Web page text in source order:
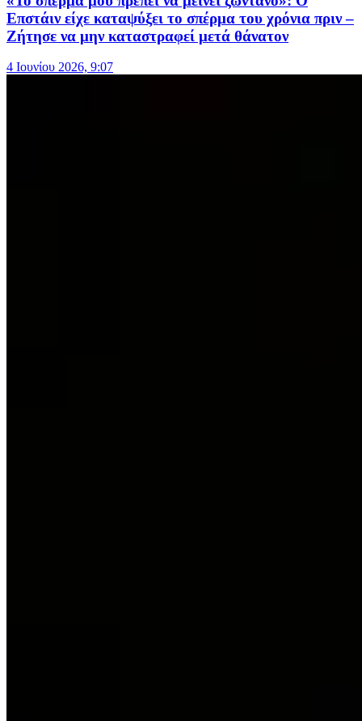
Επστάιν είχε καταψύξει το σπέρμα του χρόνια πριν –
Ζήτησε να μην καταστραφεί μετά θάνατον
4 Ιουνίου 2026, 9:07